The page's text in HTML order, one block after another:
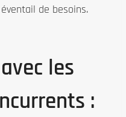
de besoins.
les
: